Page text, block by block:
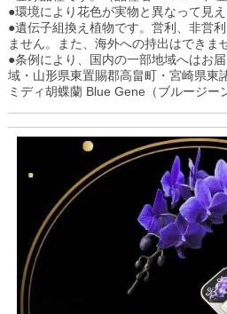
●環境により花色が実物と異なって見え
●遺伝子組換え植物です。営利、非営
ません。また、海外への持出はできま
●条例により、国内の一部地域へはお
域・山形県東置賜郡高畠町・宮崎県東
ミディ胡蝶蘭 Blue Gene（ブルージー